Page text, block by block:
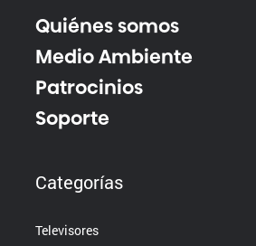
Quiénes somos
Medio Ambiente
Patrocinios
Soporte
Categorías
Televisores